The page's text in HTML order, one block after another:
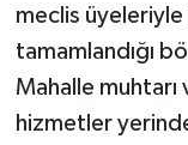
meclis üyeleriyle
tamamlandığı
Mahalle muhtarı
hizmetler